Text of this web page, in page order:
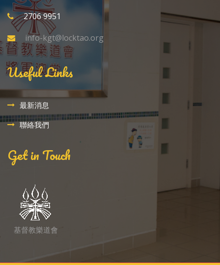
2706 9951
info-kgt@locktao.org
Useful Links
最新消息
聯絡我們
Get in Touch
基督教樂道會